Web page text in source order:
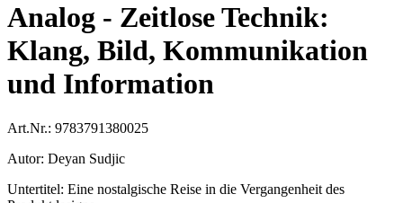
Analog - Zeitlose Technik:
Klang, Bild, Kommunikation
und Information
Art.Nr.: 9783791380025
Autor: Deyan Sudjic
Untertitel: Eine nostalgische Reise in die Vergangenheit des